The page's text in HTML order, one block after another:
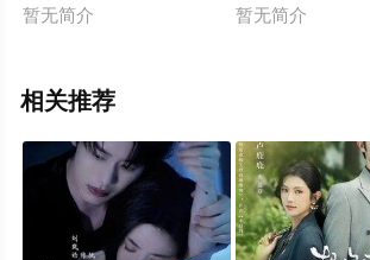
暂无简介 暂无简介
相关推荐